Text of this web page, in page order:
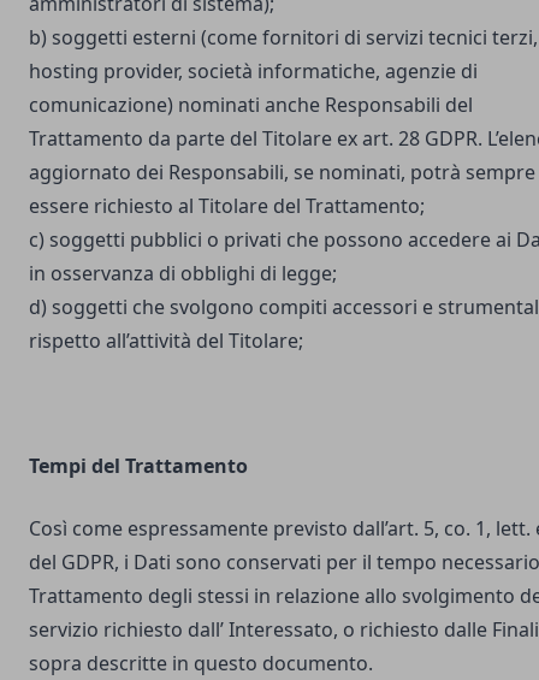
b) soggetti esterni (come fornitori di servizi tecnici terzi,
hosting provider, società informatiche, agenzie di
comunicazione) nominati anche Responsabili del
Trattamento da parte del Titolare ex art. 28 GDPR.
aggiornato dei Responsabili, se nominati, potrà sempre
essere richiesto al Titolare del Trattamento;
c) soggetti pubblici o privati che possono accedere ai
in osservanza di obblighi di legge;
d) soggetti che svolgono compiti accessori e
rispetto all’attività del Titolare;
Tempi del Trattamento
Così come espressamente previsto dall’art. 5, co. 1, lett.
del GDPR, i Dati sono conservati per il tempo
Trattamento degli stessi in relazione allo svolgimento
servizio richiesto dall’ Interessato, o richiesto dalle
sopra descritte in questo documento.